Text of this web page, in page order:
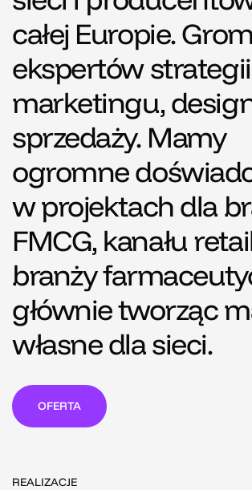
całej Europie.
ekspertów
marketingu,
sprzedaży. Mamy
ogromne
w projektach dla
FMCG, kanału
branży
głównie tworząc
własne dla sieci.
OFERTA
REALIZACJE